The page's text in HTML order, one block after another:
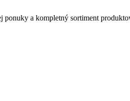
ponuky a kompletný sortiment